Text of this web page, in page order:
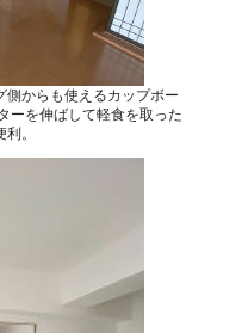
側からも使えるカップボー
ーを伸ばして軽食を取った
。